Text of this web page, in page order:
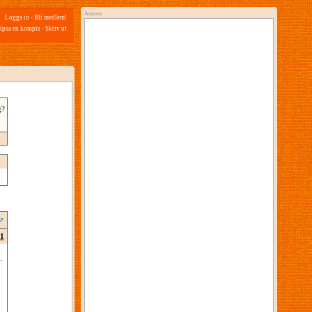
Logga in - Bli medlem!
en kompis - Skriv ut
1
Annons